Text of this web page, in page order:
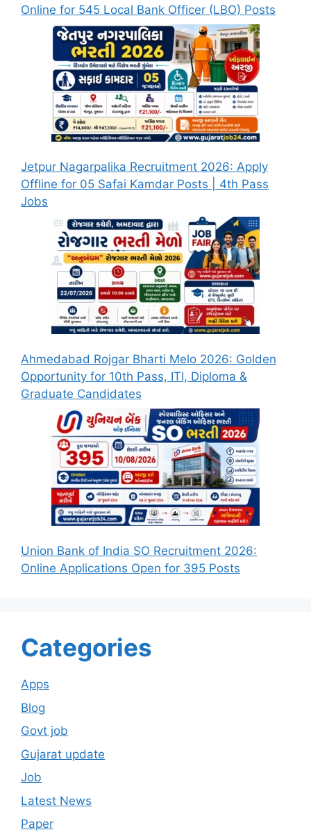
Online for 545 Local Bank Officer (LBO) Posts
Jetpur Nagarpalika Recruitment 2026: Apply
Offline for 05 Safai Kamdar Posts | 4th Pass
Jobs
Ahmedabad Rojgar Bharti Melo 2026: Golden
Opportunity for 10th Pass, ITI, Diploma &
Graduate Candidates
Union Bank of India SO Recruitment 2026:
Online Applications Open for 395 Posts
Categories
Apps
Blog
Govt job
Gujarat update
Job
Latest News
Paper